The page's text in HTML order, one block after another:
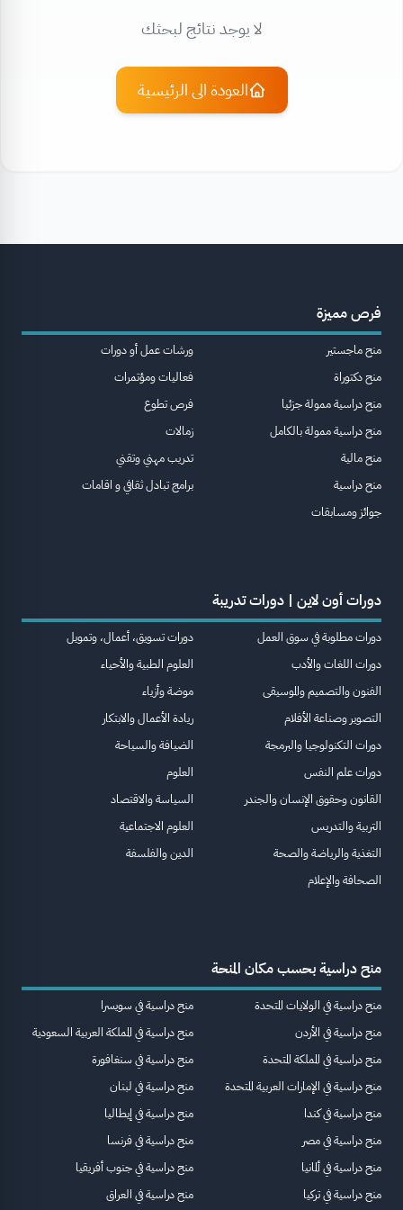
لا يوجد نتائج لبحثك
العودة الى الرئيسية
فرص مميزة
منح ماجستير
منح دكتوراة
منح دراسية ممولة جزئيا
منح دراسية ممولة بالكامل
منح مالية
منح دراسية
جوائز ومسابقات
ورشات عمل أو دورات
فعاليات ومؤتمرات
فرص تطوع
زمالات
تدريب مهني وتقني
برامج تبادل ثقافي و اقامات
دورات أون لاين | دورات تدريبة
دورات مطلوبة في سوق العمل
دورات اللغات والأدب
الفنون والتصميم والموسيقى
التصوير وصناعة الأفلام
دورات التكنولوجيا والبرمجة
دورات علم النفس
القانون وحقوق الإنسان والجندر
التربية والتدريس
التغذية والرياضة والصحة
الصحافة والإعلام
دورات تسويق، أعمال، وتمويل
العلوم الطبية والأحياء
موضة وأزياء
ريادة الأعمال والابتكار
الضيافة والسياحة
العلوم
السياسة والاقتصاد
العلوم الاجتماعية
الدين والفلسفة
منح دراسية بحسب مكان المنحة
منح دراسية في الولايات المتحدة
منح دراسية في الأردن
منح دراسية في المملكة المتحدة
منح دراسية في الإمارات العربية المتحدة
منح دراسية في كندا
منح دراسية في مصر
منح دراسية في ألمانيا
منح دراسية في تركيا
منح دراسية في سويسرا
منح دراسية في المملكة العربية السعودية
منح دراسية في سنغافورة
منح دراسية في لبنان
منح دراسية في إيطاليا
منح دراسية في فرنسا
منح دراسية في جنوب أفريقيا
منح دراسية في العراق